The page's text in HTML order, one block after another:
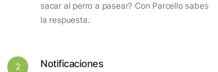
sacar al perro a pasear? Con Parcello sabes
la respuesta.
2 Notificaciones